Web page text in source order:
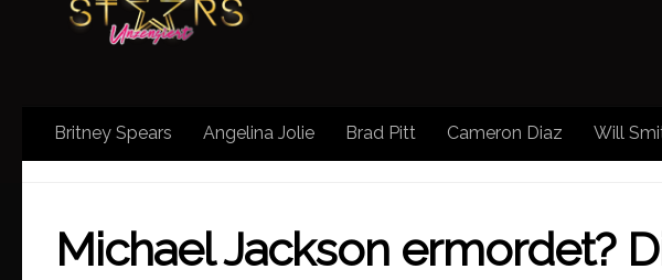
Britney Spears Angelina Jolie Brad Pitt Cameron Diaz Will
HOLLYWOOD NEWS
Michael Jackson ermordet?